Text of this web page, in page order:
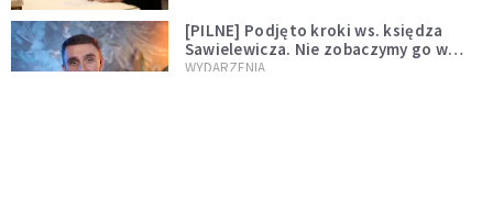
[PILNE] Podjęto kroki ws. księdza
Sawielewicza. Nie zobaczymy go w
mediach
WYDARZENIA